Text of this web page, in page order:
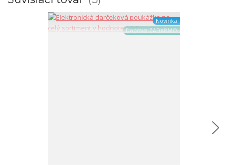
Novinka
Doprava ZADARMO